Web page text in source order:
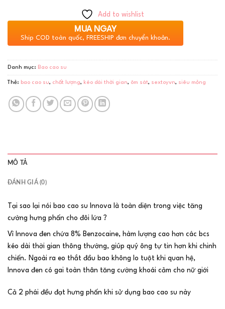
Add to wishlist
MUA NGAY
Ship COD toàn quốc, FREESHIP đơn chuyển khoản.
Danh mục: Bao cao su
Thẻ: bao cao su, chất lượng, kéo dài thời gian, ôm sát, sextoyvn, siêu mỏng
MÔ TẢ
ĐÁNH GIÁ (0)
Tại sao lại nói bao cao su Innova là toàn diện trong việc tăng
cường hưng phấn cho đôi lứa ?
Vì Innova đen chứa 8% Benzocaine, hàm lượng cao hơn các bcs
kéo dài thời gian thông thường, giúp quý ông tự tin hơn khi chinh
chiến. Ngoài ra eo thắt đầu bao không lo tuột khi quan hệ,
Innova đen có gai toàn thân tăng cường khoái cảm cho nữ giới
Cả 2 phái đều đạt hưng phấn khi sử dụng bao cao su này